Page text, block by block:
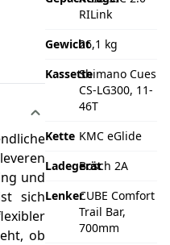
und
sich
ob
RILink
Gewicht26,1 kg
KassetteShimano Cues
CS-LG300, 11-
46T
Kette KMC eGlide
LadegerätBosch 2A
LenkerCUBE Comfort
Trail Bar,
700mm